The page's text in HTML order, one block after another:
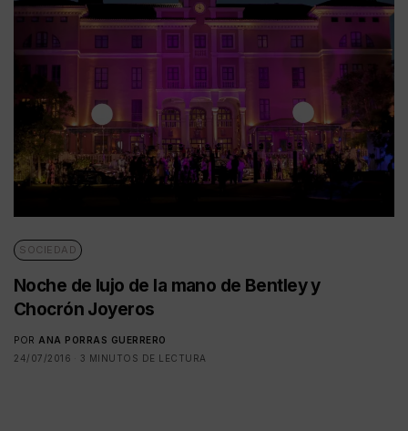
SOCIEDAD
Noche de lujo de la mano de Bentley y
Chocrón Joyeros
POR ANA PORRAS GUERRERO
24/07/2016
3 MINUTOS DE LECTURA